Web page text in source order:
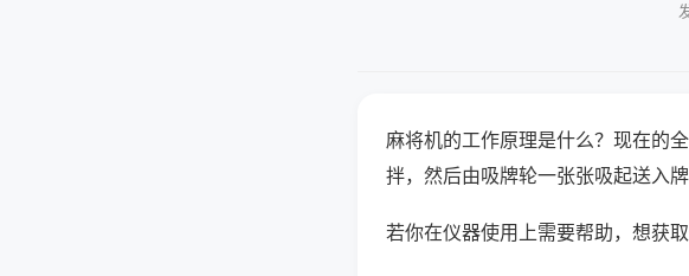
麻将机的工作原理是什么？现在的
拌，然后由吸牌轮一张张吸起送入
若你在仪器使用上需要帮助，想获